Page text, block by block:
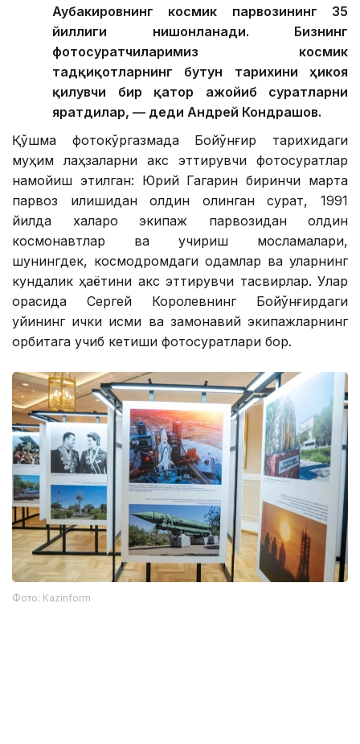
Аубакировнинг космик парвозининг 35
йиллиги нишонланади. Бизнинг
фотосуратчиларимиз космик
тадқиқотларнинг бутун тарихини ҳикоя
қилувчи бир қатор ажойиб суратларни
яратдилар, — деди Андрей Кондрашов.
Қўшма фотокўргазмада Бойқўнғир тарихидаги
муҳим лаҳзаларни акс эттирувчи фотосуратлар
намойиш этилган: Юрий Гагарин биринчи марта
парвоз қилишидан олдин олинган сурат, 1991
йилда халқаро экипаж парвозидан олдин
космонавтлар ва учириш мосламалари,
шунингдек, космодромдаги одамлар ва уларнинг
кундалик ҳаётини акс эттирувчи тасвирлар. Улар
орасида Сергей Королевнинг Бойқўнғирдаги
уйининг ички қисми ва замонавий экипажларнинг
орбитага учиб кетиши фотосуратлари бор.
Фото: Kazinform